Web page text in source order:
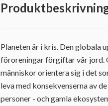
Planeten är i kris. Den globala
föroreningar förgiftar vår jord.
människor orientera sig i det
leva med konsekvenserna av
personer - och gamla